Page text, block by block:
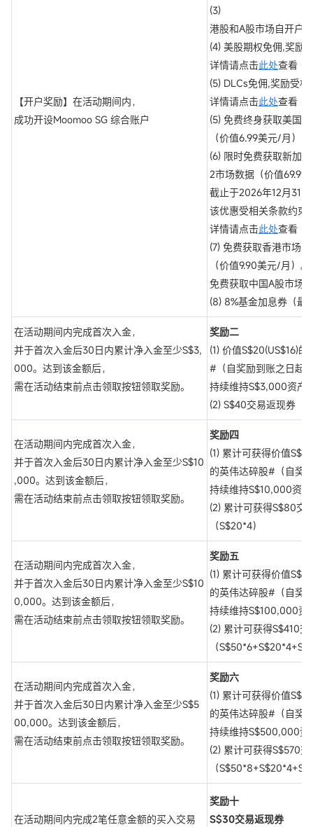
【开户奖励】在活动期间内，
成功开设Moomoo SG 综合账户
(3)
港股和A股市场自开户
(4) 美股期权免佣,奖励
详情请点击此处查看
(5) DLCs免佣,奖励受
详情请点击此处查看
(5) 免费终身获取美国
（价值6.99美元/月）
(6) 限时免费获取新加
2市场数据（价值69.99
截止于2026年12月31
该优惠受相关条款约束
详情请点击此处查看
(7) 免费获取香港市场
（价值9.90美元/月）。
免费获取中国A股市场
(8) 8%基金加息券（最
在活动期间内完成首次入金，
并于首次入金后30日内累计净入金至少S$3,
000。达到该金额后，
需在活动结束前点击领取按钮领取奖励。
奖励二
(1) 价值S$20(US$16)的
#（自奖励到账之日起
持续维持S$3,000资产
(2) S$40交易返现券（
在活动期间内完成首次入金，
并于首次入金后30日内累计净入金至少S$10
,000。达到该金额后，
需在活动结束前点击领取按钮领取奖励。
奖励四
(1) 累计可获得价值
的英伟达碎股#（自奖
持续维持S$10,000资
(2) 累计可获得S$80交
（S$20*4）
在活动期间内完成首次入金，
并于首次入金后30日内累计净入金至少S$10
0,000。达到该金额后，
需在活动结束前点击领取按钮领取奖励。
奖励五
(1) 累计可获得价值
的英伟达碎股#（自奖
持续维持S$100,000资
(2) 累计可获得S$410
（
在活动期间内完成首次入金，
并于首次入金后30日内累计净入金至少S$5
00,000。达到该金额后，
需在活动结束前点击领取按钮领取奖励。
奖励六
(1) 累计可获得价值
的英伟达碎股#（自奖
持续维持S$500,000资
(2) 累计可获得S$570
（
在活动期间内完成2笔任意金额的买入交易
奖励十
S$30交易返现券